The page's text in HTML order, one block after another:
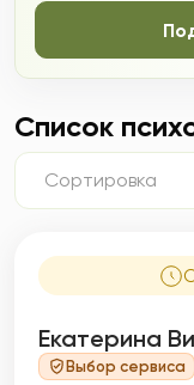
Список
Сортировка
Екатерина
Выбор сервиса